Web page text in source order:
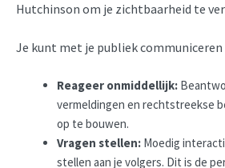
Hutchinson om je zichtbaarheid te
Je kunt met je publiek communiceren
Reageer onmiddellijk:
vermeldingen en rechtstreekse
op te bouwen.
Vragen stellen: Moedig
stellen aan je volgers. Dit is de